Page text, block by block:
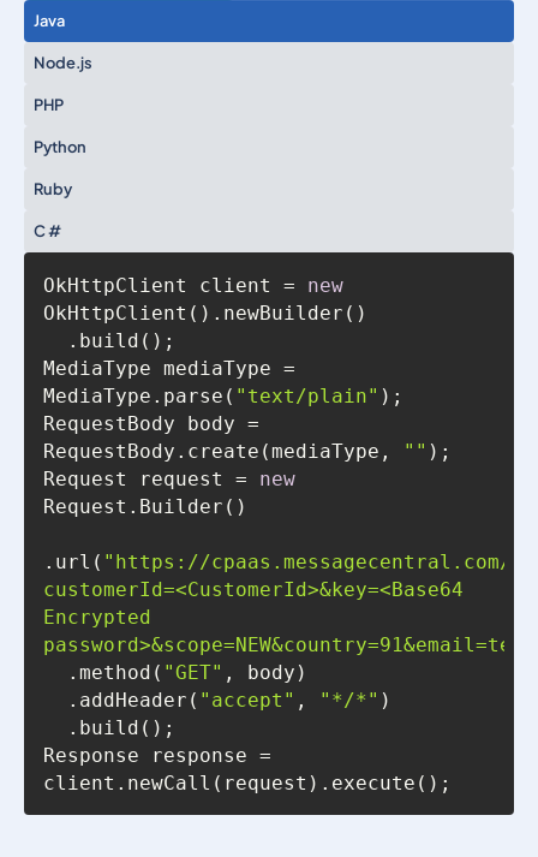
Java
Node.js
PHP
Python
Ruby
C #
OkHttpClient client = new
MediaType mediaType =
MediaType.parse( "text/plain"
RequestBody body =
RequestBody.create(mediaType,
""
Request request = new
.url( "https://cpaas.messagecentral.com/
customerId=<CustomerId>&key=<Base64
Encrypted
  .method(
"GET"
  .addHeader(
"accept" , "*/*"
Response response =
client.newCall(request).execute();